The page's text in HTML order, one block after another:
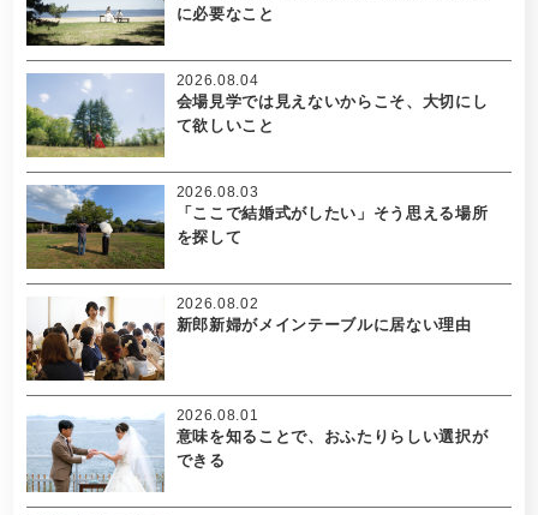
に必要なこと
会場見学では見えないからこそ、大切にし
て欲しいこと
2026.08.04
「ここで結婚式がしたい」そう思える場所
を探して
2026.08.03
新郎新婦がメインテーブルに居ない理由
2026.08.02
意味を知ることで、おふたりらしい選択が
できる
2026.08.01